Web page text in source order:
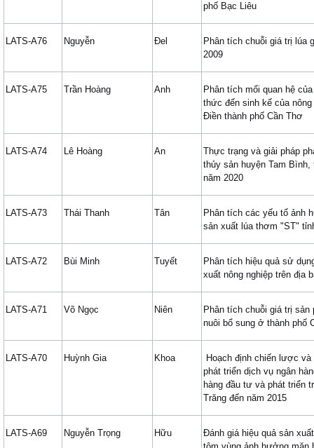
phố Bạc Liêu
LATS-A76 Nguyễn Đel
Phân tích chuỗi giá trị lúa
2009
LATS-A75 Trần Hoàng Anh
Phân tích mối quan hệ
thức đến sinh kế của
Điền thành phố Cần Thơ
LATS-A74 Lê Hoàng An
Thực trạng và giải pháp
thủy sản huyện Tam Bình,
năm 2020
LATS-A73 Thái Thanh Tân
Phân tích các yếu tố ảnh
sản xuất lúa thơm "ST"
LATS-A72 Bùi Minh Tuyết
Phân tích hiệu quả sử
xuất nông nghiệp trên địa
LATS-A71 Võ Ngọc Niên
Phân tích chuỗi giá trị sản
nuôi bổ sung ở thành phố
LATS-A70 Huỳnh Gia Khoa
Hoạch định chiến lược và
phát triển dịch vụ ngân
hàng đầu tư và phát triển
Trăng đến năm 2015
LATS-A69 Nguyễn Trọng Hữu
Đánh giá hiệu quả sản